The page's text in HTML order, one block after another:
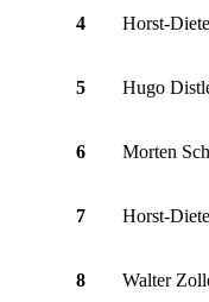
4 Horst-
5 Hugo
6 Morten
7 Horst-
8 Walter